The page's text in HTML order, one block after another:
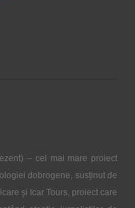
– cel mai mare proiect
dobrogene, susținut de
și Icar Tours, proiect care